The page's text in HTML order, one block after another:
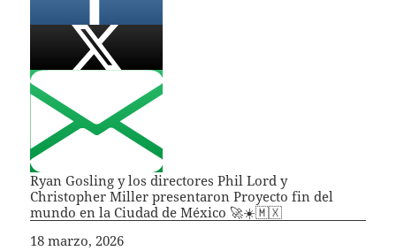
Ryan Gosling y los directores Phil Lord y
Christopher Miller presentaron Proyecto fin del
mundo en la Ciudad de México 🚀☀️🇲🇽
Fecha
18 marzo, 2026